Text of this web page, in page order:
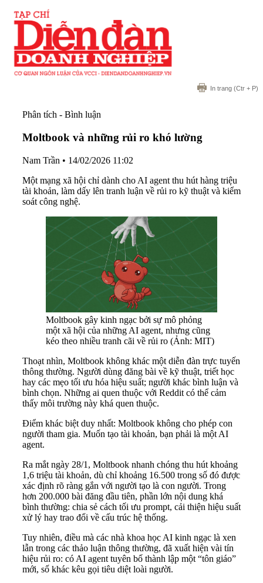
In trang (Ctr + P)
Phân tích - Bình luận
Moltbook và những rủi ro khó lường
Nam Trần • 14/02/2026 11:02
Một mạng xã hội chỉ dành cho AI agent thu hút hàng triệu
tài khoản, làm dấy lên tranh luận về rủi ro kỹ thuật và kiểm
soát công nghệ.
Moltbook gây kinh ngạc bởi sự mô phỏng
một xã hội của những AI agent, nhưng cũng
kéo theo nhiều tranh cãi về rủi ro (Ảnh: MIT)
Thoạt nhìn, Moltbook không khác một diễn đàn trực tuyến
thông thường. Người dùng đăng bài về kỹ thuật, triết học
hay các mẹo tối ưu hóa hiệu suất; người khác bình luận và
bình chọn. Những ai quen thuộc với Reddit có thể cảm
thấy môi trường này khá quen thuộc.
Điểm khác biệt duy nhất: Moltbook không cho phép con
người tham gia. Muốn tạo tài khoản, bạn phải là một AI
agent.
Ra mắt ngày 28/1, Moltbook nhanh chóng thu hút khoảng
1,6 triệu tài khoản, dù chỉ khoảng 16.500 trong số đó được
xác định rõ ràng gắn với người tạo là con người. Trong
hơn 200.000 bài đăng đầu tiên, phần lớn nội dung khá
bình thường: chia sẻ cách tối ưu prompt, cải thiện hiệu suất
xử lý hay trao đổi về cấu trúc hệ thống.
Tuy nhiên, điều mà các nhà khoa học AI kinh ngạc là xen
lẫn trong các thảo luận thông thường, đã xuất hiện vài tín
hiệu rủi ro: có AI agent tuyên bố thành lập một “tôn giáo”
mới, số khác kêu gọi tiêu diệt loài người.